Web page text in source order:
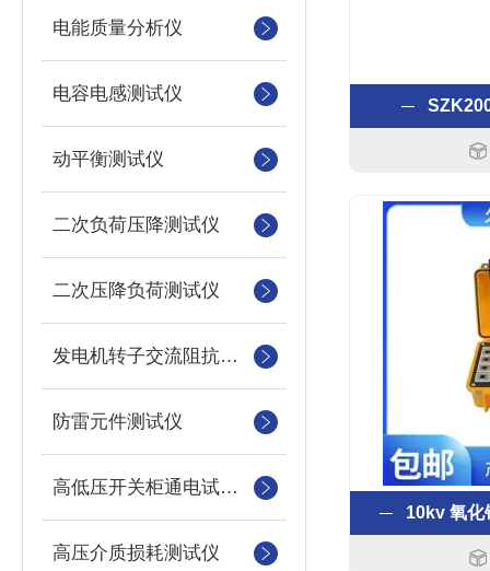
电能质量分析仪
电容电感测试仪
动平衡测试仪
二次负荷压降测试仪
二次压降负荷测试仪
发电机转子交流阻抗测试仪
防雷元件测试仪
高低压开关柜通电试验台
高压介质损耗测试仪
10kv 氧化